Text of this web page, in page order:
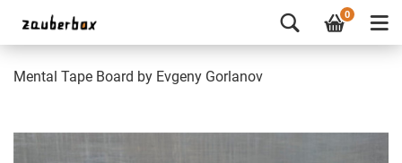
0
Mental Tape Board by Evgeny Gorlanov